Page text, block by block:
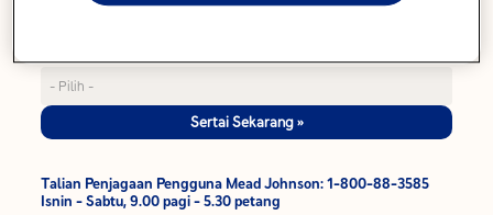
Sertai Sekarang »
Talian Penjagaan Pengguna Mead Johnson: 1-800-88-3585
Isnin - Sabtu, 9.00 pagi - 5.30 petang